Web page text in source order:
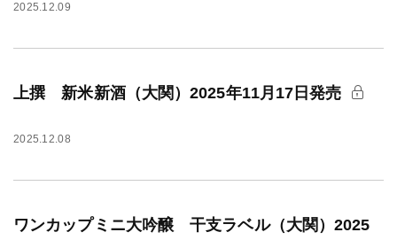
2025.12.09
上撰 新米新酒（大関）2025年11月17日発売
2025.12.08
ワンカップミニ大吟醸 干支ラベル（大関）2025